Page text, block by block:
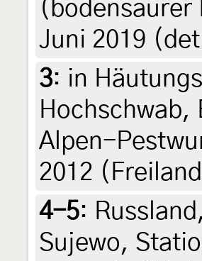
Juni 2019
3: in
Hochschwab,
Alpen-
2012
4-5:
Sujewo,